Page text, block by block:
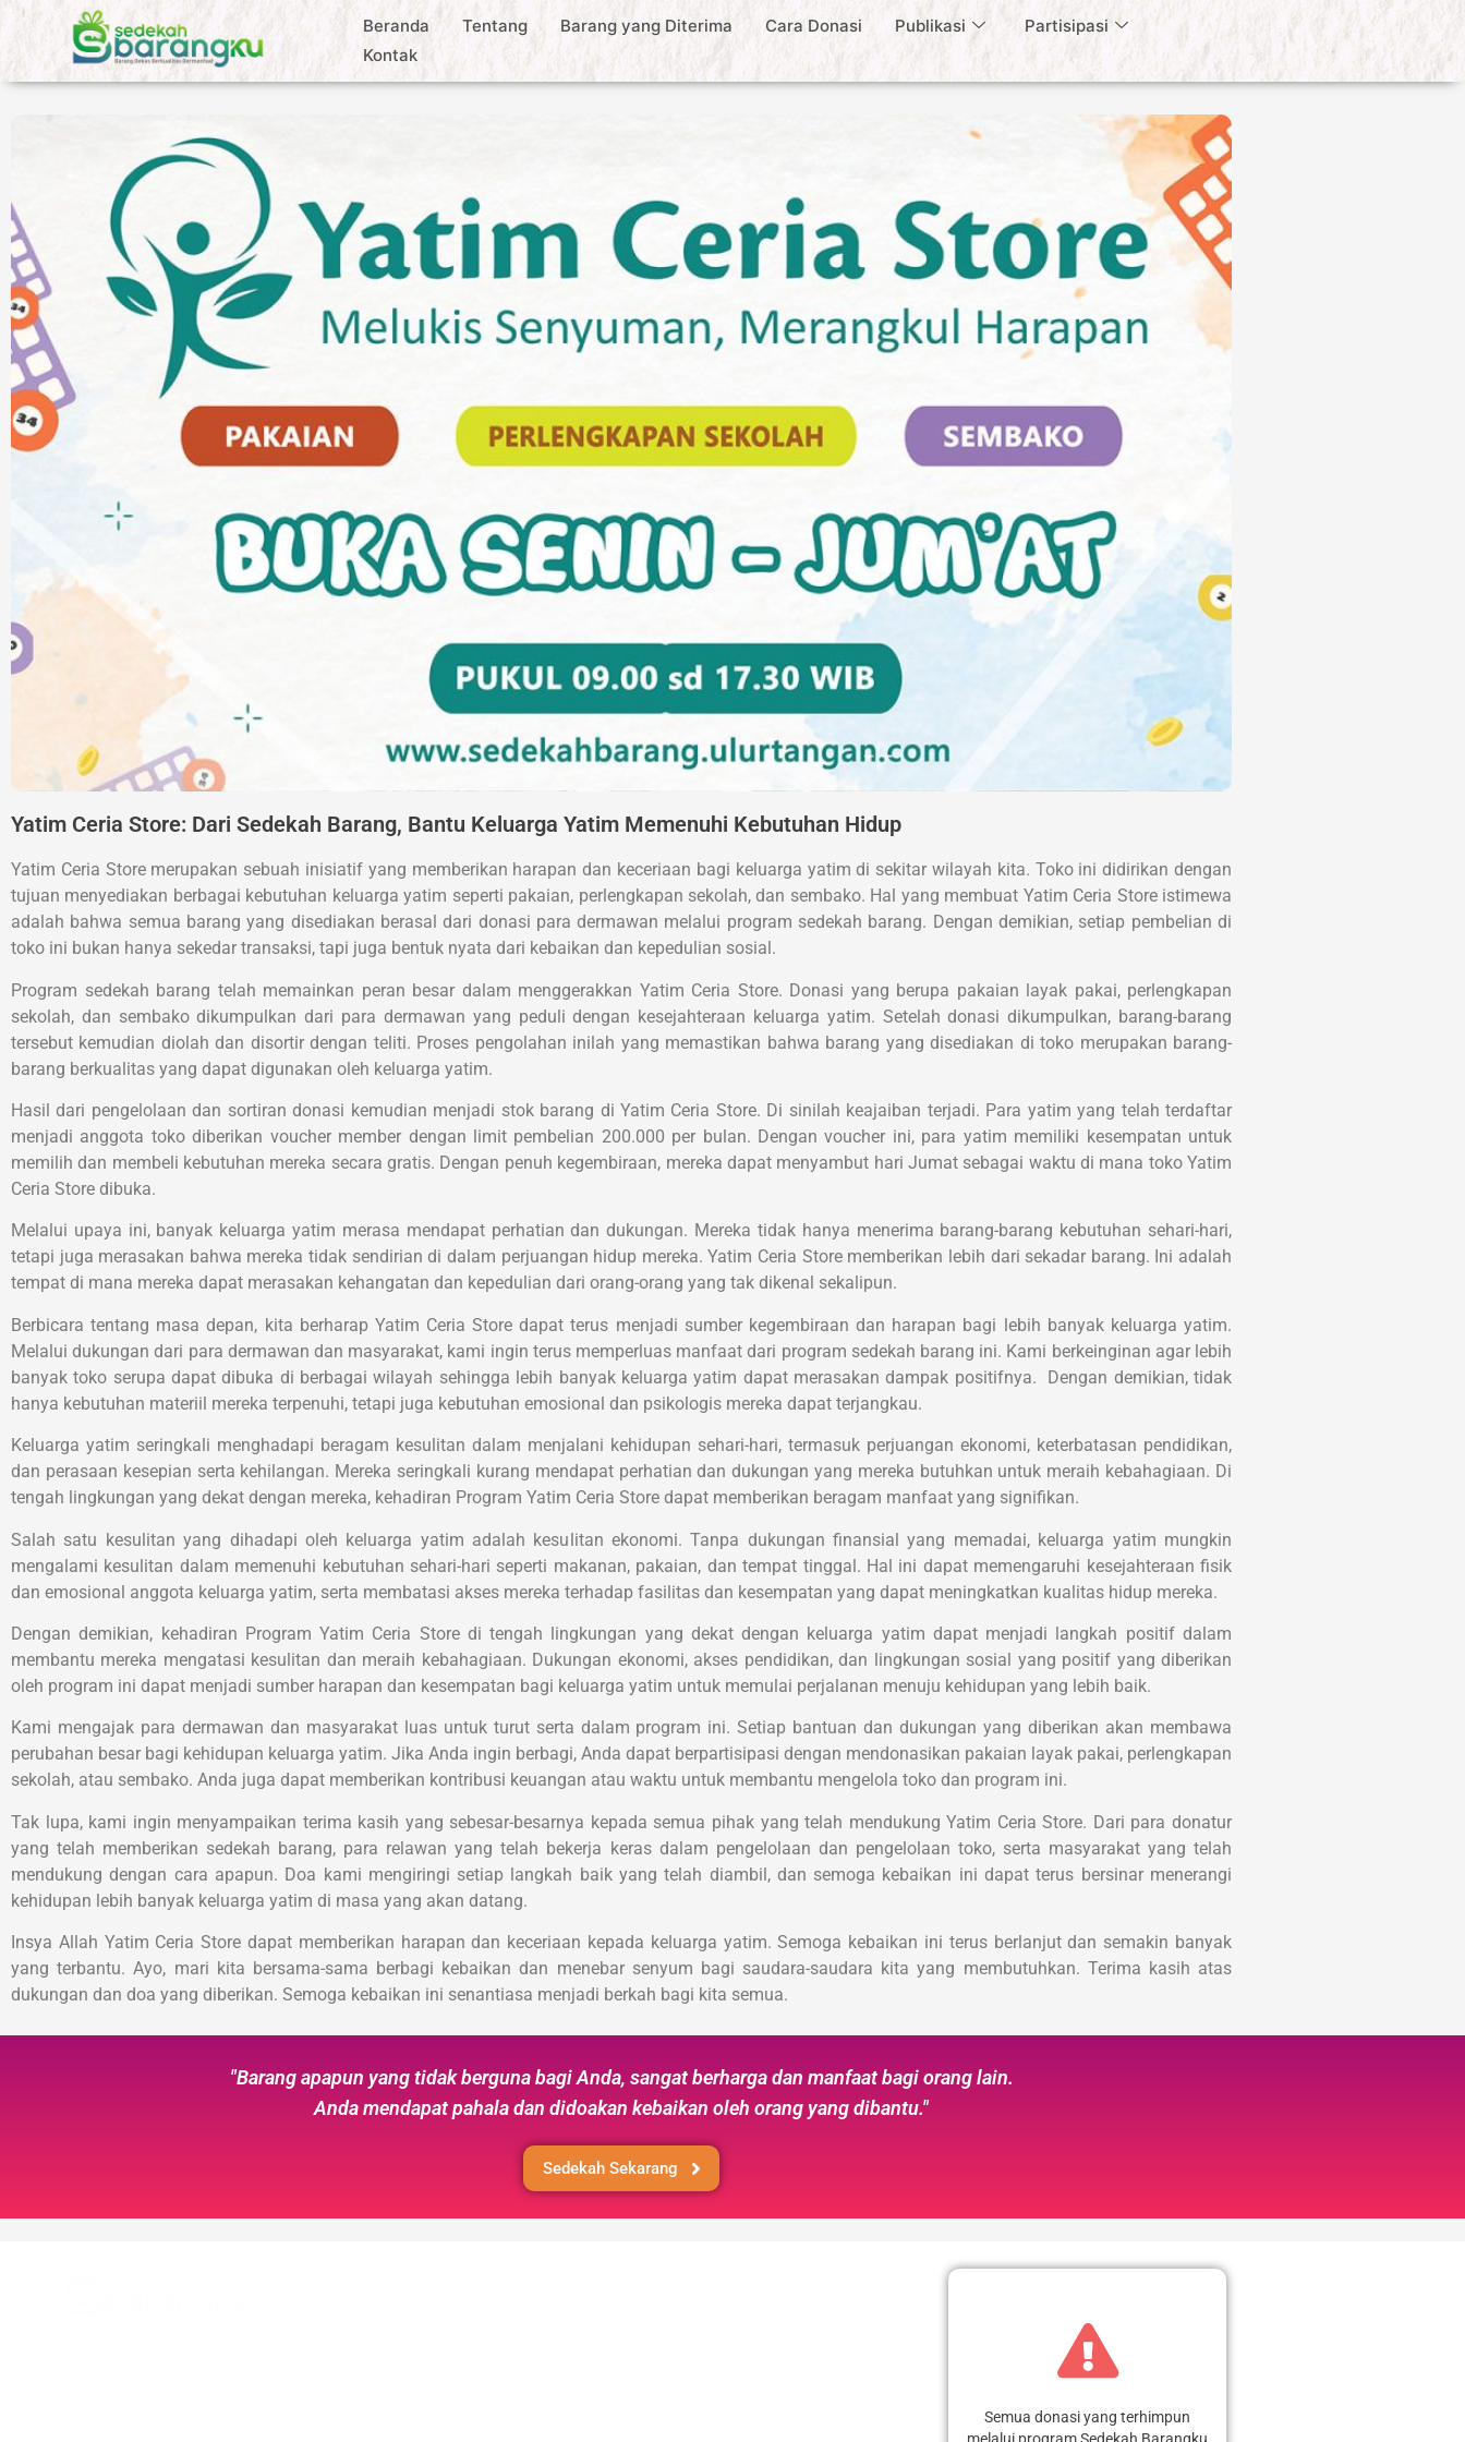
Beranda Tentang Barang yang Diterima Cara Donasi Publikasi
Partisipasi
Kontak
Yatim Ceria Store: Dari Sedekah Barang, Bantu Keluarga Yatim Memenuhi Kebutuhan Hidup
Yatim Ceria Store merupakan sebuah inisiatif yang memberikan harapan dan keceriaan bagi keluarga yatim di sekitar wilayah kita. Toko ini didirikan dengan
tujuan menyediakan berbagai kebutuhan keluarga yatim seperti pakaian, perlengkapan sekolah, dan sembako. Hal yang membuat Yatim Ceria Store istimewa
adalah bahwa semua barang yang disediakan berasal dari donasi para dermawan melalui program sedekah barang. Dengan demikian, setiap pembelian di
toko ini bukan hanya sekedar transaksi, tapi juga bentuk nyata dari kebaikan dan kepedulian sosial.
Program sedekah barang telah memainkan peran besar dalam menggerakkan Yatim Ceria Store. Donasi yang berupa pakaian layak pakai, perlengkapan
sekolah, dan sembako dikumpulkan dari para dermawan yang peduli dengan kesejahteraan keluarga yatim. Setelah donasi dikumpulkan, barang-barang
tersebut kemudian diolah dan disortir dengan teliti. Proses pengolahan inilah yang memastikan bahwa barang yang disediakan di toko merupakan barang-
barang berkualitas yang dapat digunakan oleh keluarga yatim.
Hasil dari pengelolaan dan sortiran donasi kemudian menjadi stok barang di Yatim Ceria Store. Di sinilah keajaiban terjadi. Para yatim yang telah terdaftar
menjadi anggota toko diberikan voucher member dengan limit pembelian 200.000 per bulan. Dengan voucher ini, para yatim memiliki kesempatan untuk
memilih dan membeli kebutuhan mereka secara gratis. Dengan penuh kegembiraan, mereka dapat menyambut hari Jumat sebagai waktu di mana toko Yatim
Ceria Store dibuka.
Melalui upaya ini, banyak keluarga yatim merasa mendapat perhatian dan dukungan. Mereka tidak hanya menerima barang-barang kebutuhan sehari-hari,
tetapi juga merasakan bahwa mereka tidak sendirian di dalam perjuangan hidup mereka. Yatim Ceria Store memberikan lebih dari sekadar barang. Ini adalah
tempat di mana mereka dapat merasakan kehangatan dan kepedulian dari orang-orang yang tak dikenal sekalipun.
Berbicara tentang masa depan, kita berharap Yatim Ceria Store dapat terus menjadi sumber kegembiraan dan harapan bagi lebih banyak keluarga yatim.
Melalui dukungan dari para dermawan dan masyarakat, kami ingin terus memperluas manfaat dari program sedekah barang ini. Kami berkeinginan agar lebih
banyak toko serupa dapat dibuka di berbagai wilayah sehingga lebih banyak keluarga yatim dapat merasakan dampak positifnya. Dengan demikian, tidak
hanya kebutuhan materiil mereka terpenuhi, tetapi juga kebutuhan emosional dan psikologis mereka dapat terjangkau.
Keluarga yatim seringkali menghadapi beragam kesulitan dalam menjalani kehidupan sehari-hari, termasuk perjuangan ekonomi, keterbatasan pendidikan,
dan perasaan kesepian serta kehilangan. Mereka seringkali kurang mendapat perhatian dan dukungan yang mereka butuhkan untuk meraih kebahagiaan. Di
tengah lingkungan yang dekat dengan mereka, kehadiran Program Yatim Ceria Store dapat memberikan beragam manfaat yang signifikan.
Salah satu kesulitan yang dihadapi oleh keluarga yatim adalah kesulitan ekonomi. Tanpa dukungan finansial yang memadai, keluarga yatim mungkin
mengalami kesulitan dalam memenuhi kebutuhan sehari-hari seperti makanan, pakaian, dan tempat tinggal. Hal ini dapat memengaruhi kesejahteraan fisik
dan emosional anggota keluarga yatim, serta membatasi akses mereka terhadap fasilitas dan kesempatan yang dapat meningkatkan kualitas hidup mereka.
Dengan demikian, kehadiran Program Yatim Ceria Store di tengah lingkungan yang dekat dengan keluarga yatim dapat menjadi langkah positif dalam
membantu mereka mengatasi kesulitan dan meraih kebahagiaan. Dukungan ekonomi, akses pendidikan, dan lingkungan sosial yang positif yang diberikan
oleh program ini dapat menjadi sumber harapan dan kesempatan bagi keluarga yatim untuk memulai perjalanan menuju kehidupan yang lebih baik.
Kami mengajak para dermawan dan masyarakat luas untuk turut serta dalam program ini. Setiap bantuan dan dukungan yang diberikan akan membawa
perubahan besar bagi kehidupan keluarga yatim. Jika Anda ingin berbagi, Anda dapat berpartisipasi dengan mendonasikan pakaian layak pakai, perlengkapan
sekolah, atau sembako. Anda juga dapat memberikan kontribusi keuangan atau waktu untuk membantu mengelola toko dan program ini.
Tak lupa, kami ingin menyampaikan terima kasih yang sebesar-besarnya kepada semua pihak yang telah mendukung Yatim Ceria Store. Dari para donatur
yang telah memberikan sedekah barang, para relawan yang telah bekerja keras dalam pengelolaan dan pengelolaan toko, serta masyarakat yang telah
mendukung dengan cara apapun. Doa kami mengiringi setiap langkah baik yang telah diambil, dan semoga kebaikan ini dapat terus bersinar menerangi
kehidupan lebih banyak keluarga yatim di masa yang akan datang.
Insya Allah Yatim Ceria Store dapat memberikan harapan dan keceriaan kepada keluarga yatim. Semoga kebaikan ini terus berlanjut dan semakin banyak
yang terbantu. Ayo, mari kita bersama-sama berbagi kebaikan dan menebar senyum bagi saudara-saudara kita yang membutuhkan. Terima kasih atas
dukungan dan doa yang diberikan. Semoga kebaikan ini senantiasa menjadi berkah bagi kita semua.
"Barang apapun yang tidak berguna bagi Anda, sangat berharga dan manfaat bagi orang lain.
Anda mendapat pahala dan didoakan kebaikan oleh orang yang dibantu."
Sedekah Sekarang
Semua donasi yang terhimpun
melalui program Sedekah Barangku